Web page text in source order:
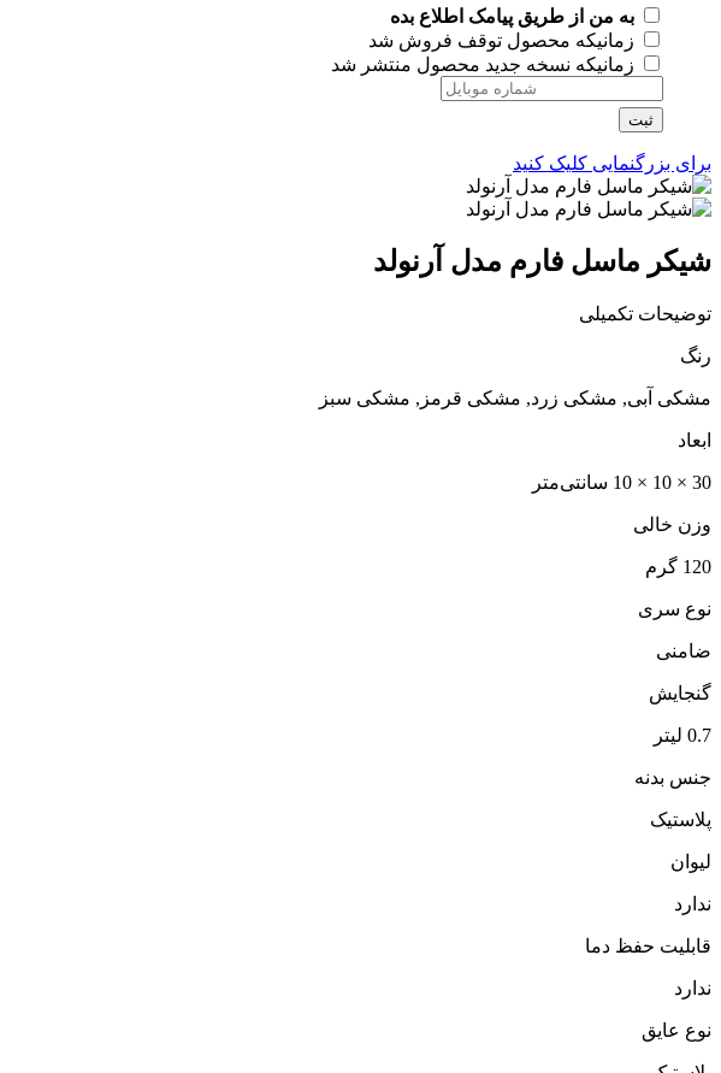
به من از طریق پیامک اطلاع بده
زمانیکه محصول توقف فروش شد
زمانیکه نسخه جدید محصول منتشر شد
ثبت
برای بزرگنمایی کلیک کنید
شیکر ماسل فارم مدل آرنولد
توضیحات تکمیلی
رنگ
مشکی آبی, مشکی زرد, مشکی قرمز, مشکی سبز
ابعاد
30 × 10 × 10 سانتی‌متر
وزن خالی
120 گرم
نوع سری
ضامنی
گنجایش
0.7 لیتر
جنس بدنه
پلاستیک
لیوان
ندارد
قابلیت حفظ دما
ندارد
نوع عایق